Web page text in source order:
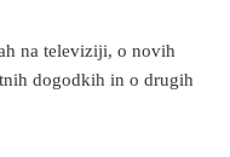
na televiziji, o novih
dogodkih in o drugih